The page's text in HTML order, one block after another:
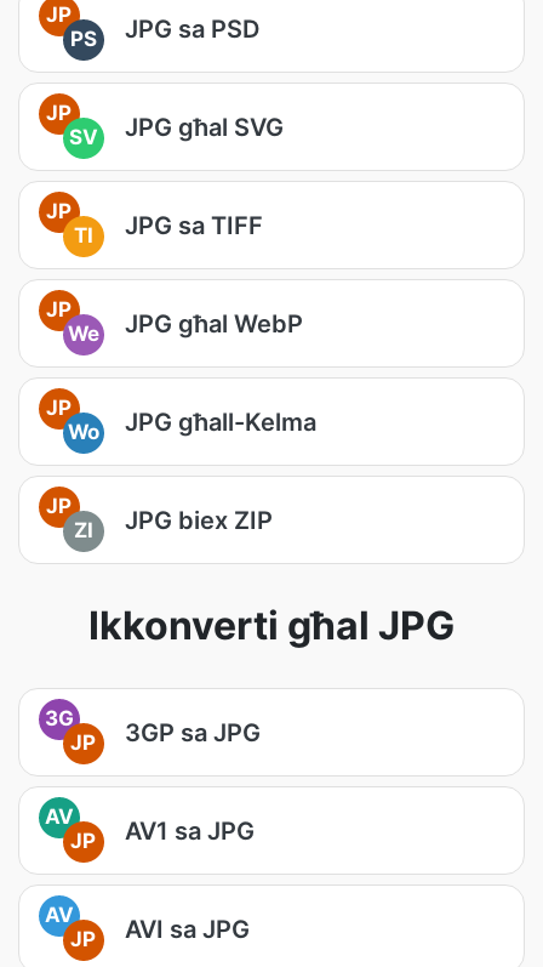
JP
PS
JPG sa PSD
JP
SV
JPG għal SVG
JP
TI
JPG sa TIFF
JP
We
JPG għal WebP
JP
Wo
JPG għall-Kelma
JP
ZI
JPG biex ZIP
Ikkonverti għal JPG
3G
JP
3GP sa JPG
AV
JP
AV1 sa JPG
AV
JP
AVI sa JPG